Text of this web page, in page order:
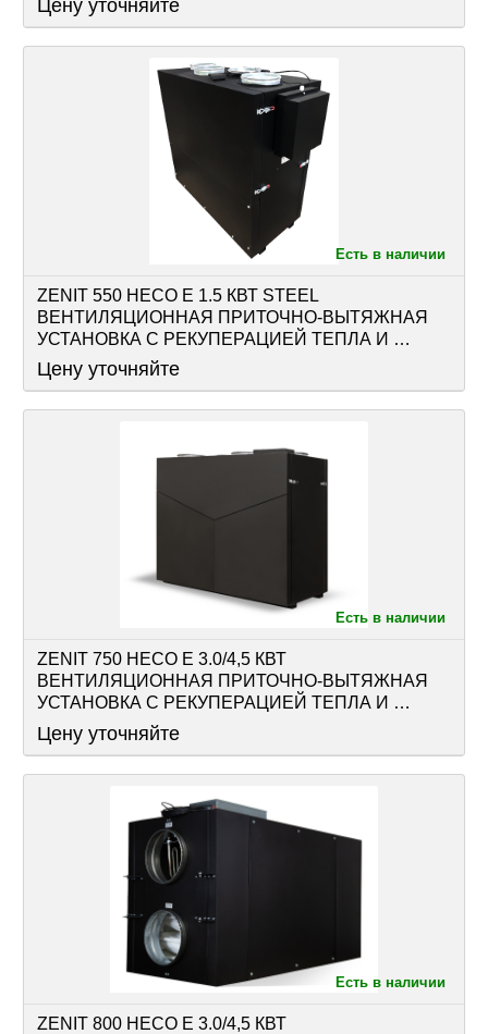
Цену уточняйте
Есть в наличии
ZENIT 550 HECO E 1.5 КВТ STEEL
ВЕНТИЛЯЦИОННАЯ ПРИТОЧНО-ВЫТЯЖНАЯ
УСТАНОВКА С РЕКУПЕРАЦИЕЙ ТЕПЛА И
ВЛАГИ ОСНАЩЕНА РЕКУПЕРАТОРОМ И
АВТОМАТИКОЙ
Цену уточняйте
Есть в наличии
ZENIT 750 HECO E 3.0/4,5 КВТ
ВЕНТИЛЯЦИОННАЯ ПРИТОЧНО-ВЫТЯЖНАЯ
УСТАНОВКА С РЕКУПЕРАЦИЕЙ ТЕПЛА И
ВЛАГИ ОСНАЩЕНА РЕКУПЕРАТОРОМ И
АВТОМАТИКОЙ
Цену уточняйте
Есть в наличии
ZENIT 800 HECO E 3.0/4,5 КВТ